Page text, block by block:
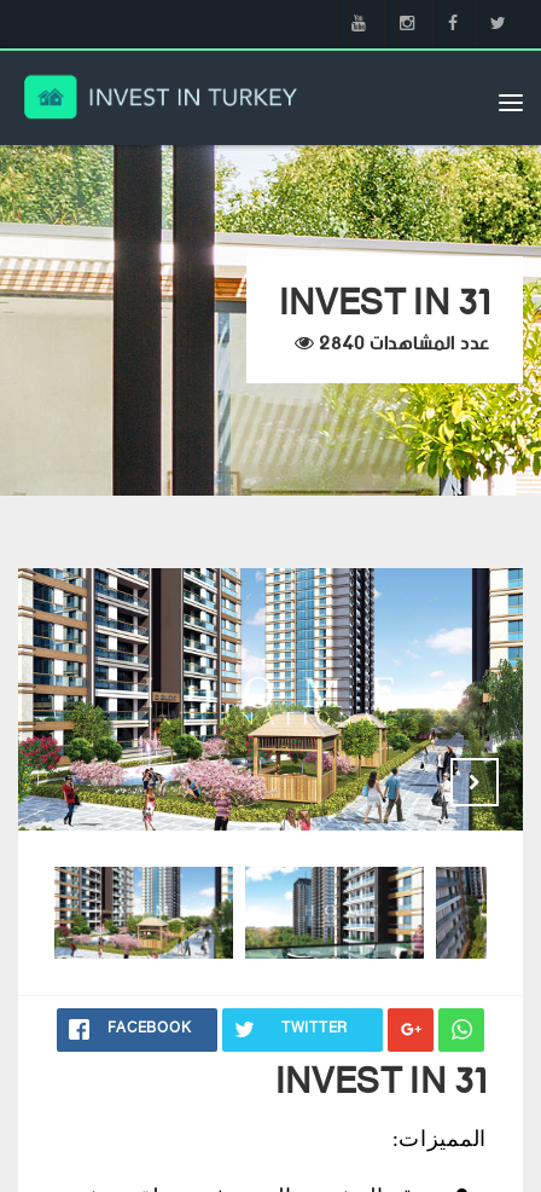
INVEST IN 31
عدد المشاهدات 2840
FACEBOOK TWITTER
INVEST IN 31
المميزات: